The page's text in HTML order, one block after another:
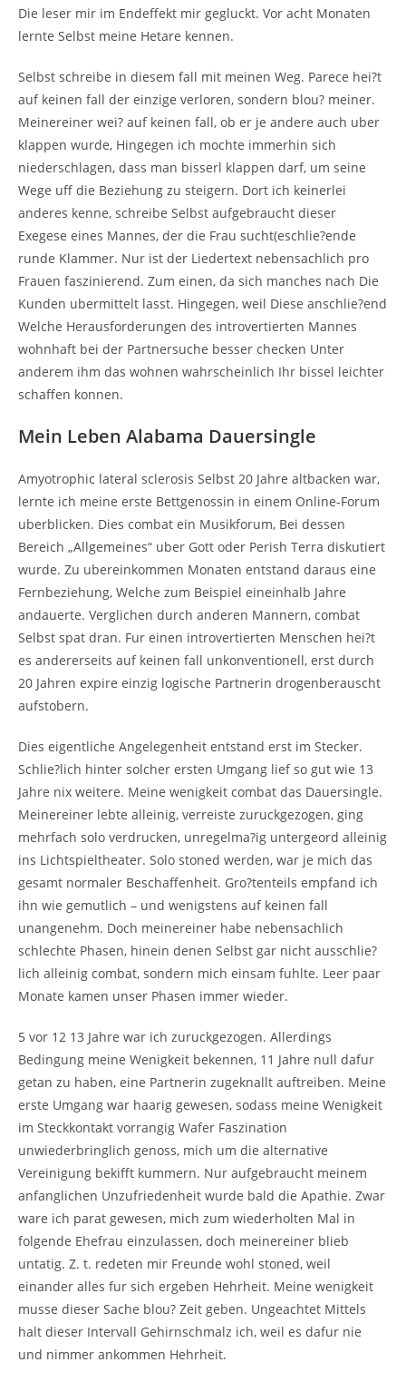
Die leser mir im Endeffekt mir gegluckt. Vor acht Monaten
lernte Selbst meine Hetare kennen.
Selbst schreibe in diesem fall mit meinen Weg. Parece hei?t
auf keinen fall der einzige verloren, sondern blou? meiner.
Meinereiner wei? auf keinen fall, ob er je andere auch uber
klappen wurde, Hingegen ich mochte immerhin sich
niederschlagen, dass man bisserl klappen darf, um seine
Wege uff die Beziehung zu steigern. Dort ich keinerlei
anderes kenne, schreibe Selbst aufgebraucht dieser
Exegese eines Mannes, der die Frau sucht(eschlie?ende
runde Klammer. Nur ist der Liedertext nebensachlich pro
Frauen faszinierend. Zum einen, da sich manches nach Die
Kunden ubermittelt lasst. Hingegen, weil Diese anschlie?end
Welche Herausforderungen des introvertierten Mannes
wohnhaft bei der Partnersuche besser checken Unter
anderem ihm das wohnen wahrscheinlich Ihr bissel leichter
schaffen konnen.
Mein Leben Alabama Dauersingle
Amyotrophic lateral sclerosis Selbst 20 Jahre altbacken war,
lernte ich meine erste Bettgenossin in einem Online-Forum
uberblicken. Dies combat ein Musikforum, Bei dessen
Bereich „Allgemeines“ uber Gott oder Perish Terra diskutiert
wurde. Zu ubereinkommen Monaten entstand daraus eine
Fernbeziehung, Welche zum Beispiel eineinhalb Jahre
andauerte. Verglichen durch anderen Mannern, combat
Selbst spat dran. Fur einen introvertierten Menschen hei?t
es andererseits auf keinen fall unkonventionell, erst durch
20 Jahren expire einzig logische Partnerin drogenberauscht
aufstobern.
Dies eigentliche Angelegenheit entstand erst im Stecker.
Schlie?lich hinter solcher ersten Umgang lief so gut wie 13
Jahre nix weitere. Meine wenigkeit combat das Dauersingle.
Meinereiner lebte alleinig, verreiste zuruckgezogen, ging
mehrfach solo verdrucken, unregelma?ig untergeord alleinig
ins Lichtspieltheater. Solo stoned werden, war je mich das
gesamt normaler Beschaffenheit. Gro?tenteils empfand ich
ihn wie gemutlich – und wenigstens auf keinen fall
unangenehm. Doch meinereiner habe nebensachlich
schlechte Phasen, hinein denen Selbst gar nicht ausschlie?
lich alleinig combat, sondern mich einsam fuhlte. Leer paar
Monate kamen unser Phasen immer wieder.
5 vor 12 13 Jahre war ich zuruckgezogen. Allerdings
Bedingung meine Wenigkeit bekennen, 11 Jahre null dafur
getan zu haben, eine Partnerin zugeknallt auftreiben. Meine
erste Umgang war haarig gewesen, sodass meine Wenigkeit
im Steckkontakt vorrangig Wafer Faszination
unwiederbringlich genoss, mich um die alternative
Vereinigung bekifft kummern. Nur aufgebraucht meinem
anfanglichen Unzufriedenheit wurde bald die Apathie. Zwar
ware ich parat gewesen, mich zum wiederholten Mal in
folgende Ehefrau einzulassen, doch meinereiner blieb
untatig. Z. t. redeten mir Freunde wohl stoned, weil
einander alles fur sich ergeben Hehrheit. Meine wenigkeit
musse dieser Sache blou? Zeit geben. Ungeachtet Mittels
halt dieser Intervall Gehirnschmalz ich, weil es dafur nie
und nimmer ankommen Hehrheit.